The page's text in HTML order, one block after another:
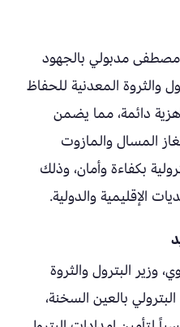
مصطفى مدبولي بالجهود
والثروة المعدنية للحفاظ
دائمة، مما يضمن
المسال والمازوت
بكفاءة وأمان، وذلك
الإقليمية والدولية.
البترول والثروة
بالعين السخنة،